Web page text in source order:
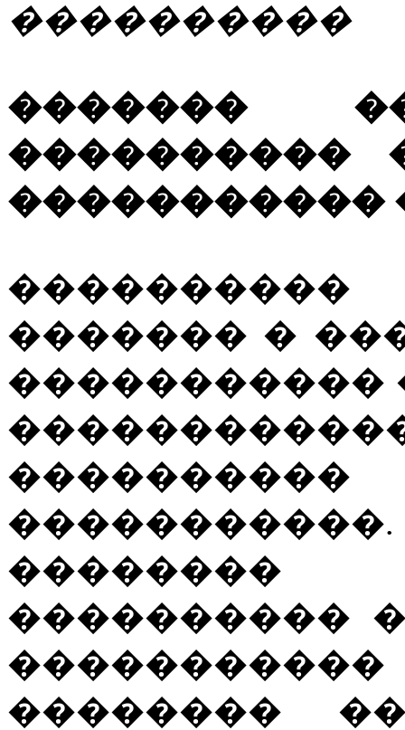
����������
�������
����������
�����������
����������
������� �
�����������
����������
��������